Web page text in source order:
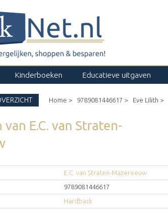
Kinderboeken Educatieve uitgaven
Home > 9789081446617 > Eve Lilith >
van E.C. van Straten-
E.C. van Straten-Mazereeuw
9789081446617
Hardback